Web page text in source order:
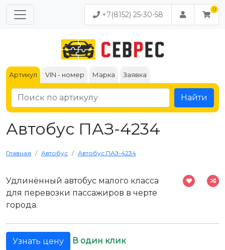
+7(8152) 25-30-58
Артикул VIN - номер Марка Заявка
Найти
Автобус ПАЗ-4234
Главная Автобус Автобус ПАЗ-4234
Удлинённый автобус малого класса
для перевозки пассажиров в черте
города.
Узнать цену В один клик